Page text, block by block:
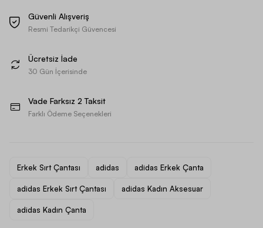
Güvenli Alışveriş
Resmi Tedarikçi Güvencesi
Ücretsiz İade
30 Gün İçerisinde
Vade Farksız 2 Taksit
Farklı Ödeme Seçenekleri
Erkek Sırt Çantası adidas adidas Erkek Çanta
adidas Erkek Sırt Çantası adidas Kadın Aksesuar
adidas Kadın Çanta